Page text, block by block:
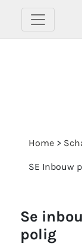
Home >
SE Inbouw
se inbouw pulsdrukker serie 1-
polig